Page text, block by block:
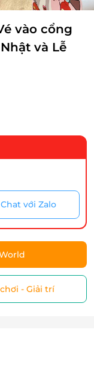
vào cổng
và Lễ
Chat với Zalo
- Giải trí